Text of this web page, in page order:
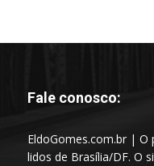
Fale conosco:
EldoGomes.com.br |
lidos de Brasília/DF. O